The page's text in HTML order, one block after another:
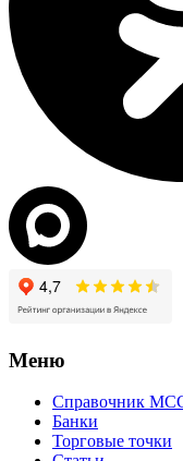
Меню
Справочник
Банки
Торговые точки